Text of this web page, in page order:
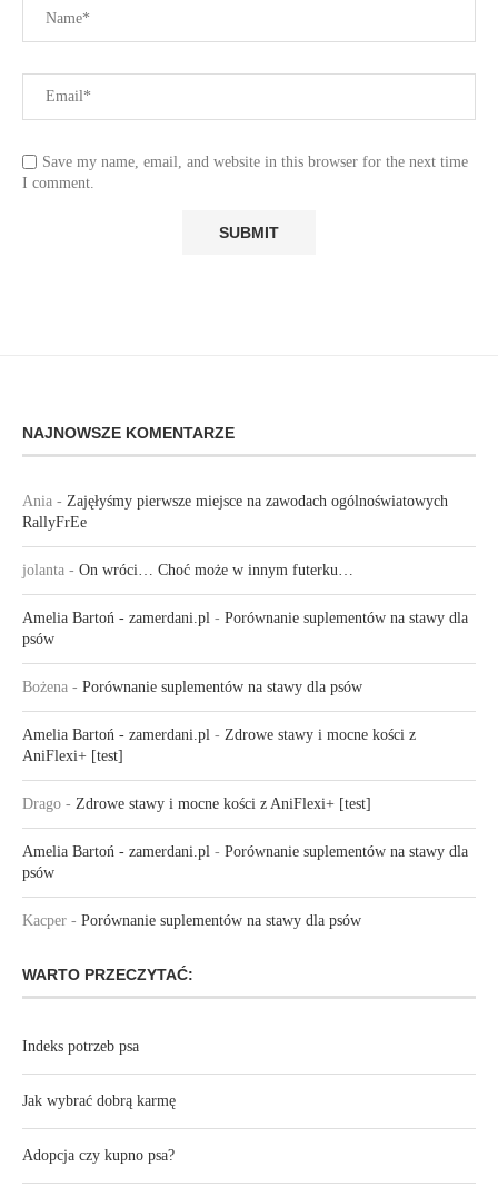
Save my name, email, and website in this browser for the next time
I comment.
NAJNOWSZE KOMENTARZE
Ania - Zajęłyśmy pierwsze miejsce na zawodach ogólnoświatowych
RallyFrEe
jolanta - On wróci… Choć może w innym futerku…
Amelia Bartoń - zamerdani.pl - Porównanie suplementów na stawy dla
psów
Bożena - Porównanie suplementów na stawy dla psów
Amelia Bartoń - zamerdani.pl - Zdrowe stawy i mocne kości z
AniFlexi+ [test]
Drago - Zdrowe stawy i mocne kości z AniFlexi+ [test]
Amelia Bartoń - zamerdani.pl - Porównanie suplementów na stawy dla
psów
Kacper - Porównanie suplementów na stawy dla psów
WARTO PRZECZYTAĆ:
Indeks potrzeb psa
Jak wybrać dobrą karmę
Adopcja czy kupno psa?